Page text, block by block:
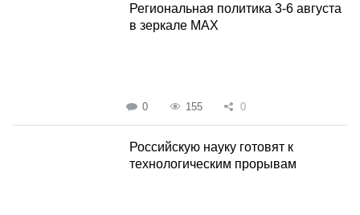
Региональная политика 3-6 августа
в зеркале MAX
0 155 0
Российскую науку готовят к
технологическим прорывам